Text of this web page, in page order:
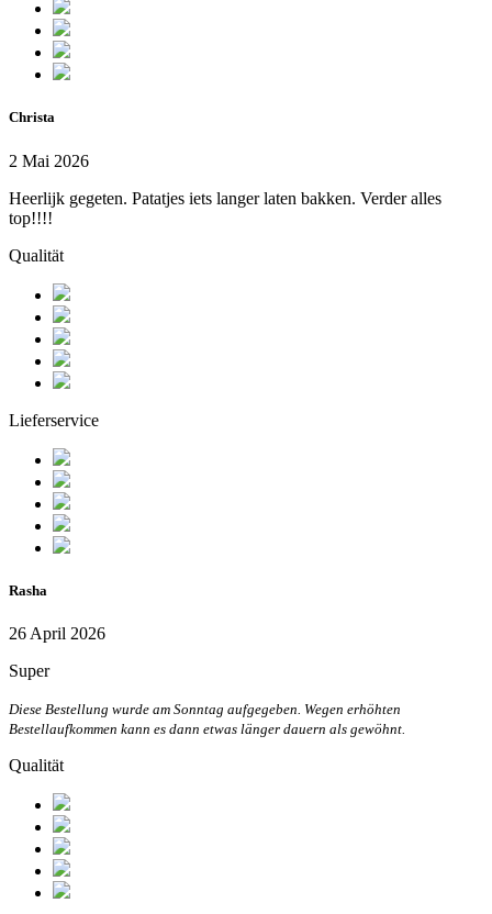
Christa
2 Mai 2026
Heerlijk gegeten. Patatjes iets langer laten bakken. Verder alles
top!!!!
Qualität
Lieferservice
Rasha
26 April 2026
Super
Diese Bestellung wurde am Sonntag aufgegeben. Wegen erhöhten
Bestellaufkommen kann es dann etwas länger dauern als gewöhnt.
Qualität